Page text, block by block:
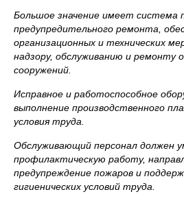
Большое значение имеет система
предупредительного ремонта,
организационных и технических
надзору, обслуживанию и ремонту
сооружений.
Исправное и работоспособное
выполнение производственного
условия труда.
Обслуживающий персонал должен
профилактическую работу,
предупреждение пожаров и
гигиенических условий труда.